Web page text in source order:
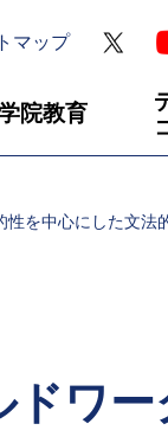
院教育
マップ
を中心にした文法
ワー